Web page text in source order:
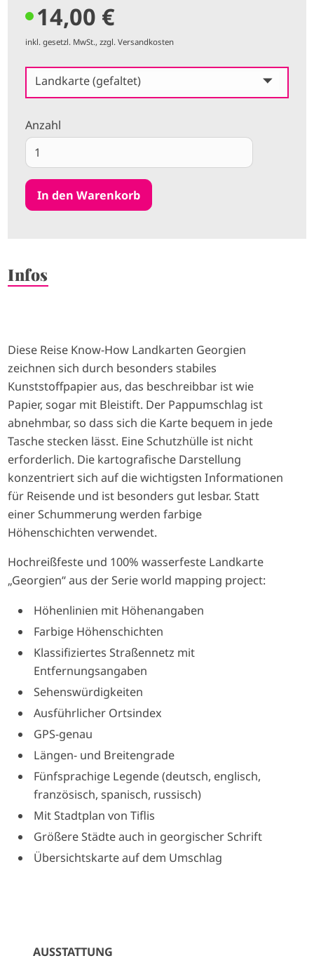
14,00 €
inkl. gesetzl. MwSt., zzgl. Versandkosten
Landkarte (gefaltet)
Anzahl
Infos
Diese Reise Know-How Landkarten Georgien
zeichnen sich durch besonders stabiles
Kunststoffpapier aus, das beschreibbar ist wie
Papier, sogar mit Bleistift. Der Pappumschlag ist
abnehmbar, so dass sich die Karte bequem in jede
Tasche stecken lässt. Eine Schutzhülle ist nicht
erforderlich. Die kartografische Darstellung
konzentriert sich auf die wichtigsten Informationen
für Reisende und ist besonders gut lesbar. Statt
einer Schummerung werden farbige
Höhenschichten verwendet.
Hochreißfeste und 100% wasserfeste Landkarte
„Georgien“ aus der Serie world mapping project:
Höhenlinien mit Höhenangaben
Farbige Höhenschichten
Klassifiziertes Straßennetz mit
Entfernungsangaben
Sehenswürdigkeiten
Ausführlicher Ortsindex
GPS-genau
Längen- und Breitengrade
Fünfsprachige Legende (deutsch, englisch,
französisch, spanisch, russisch)
Mit Stadtplan von Tiflis
Größere Städte auch in georgischer Schrift
Übersichtskarte auf dem Umschlag
AUSSTATTUNG